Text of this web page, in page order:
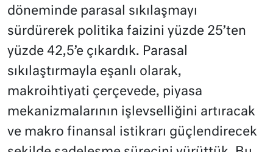
döneminde parasal sıkılaşmayı
sürdürerek politika faizini yüzde 25’ten
yüzde 42,5’e çıkardık. Parasal
sıkılaştırmayla eşanlı olarak,
makroihtiyati çerçevede, piyasa
mekanizmalarının işlevselliğini artıracak
ve makro finansal istikrarı güçlendirecek